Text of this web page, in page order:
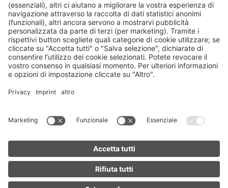
contenuto del sito e della presente privacy policy
potrebbero essere soggetti a variazioni, pertanto il Titolare
la invita a visitare con regolarità questa sezione per
prendere cognizione della più recente ed aggiornata
versione della privacy policy in modo da essere sempre
aggiornato sui dati raccolti e sull’uso che ne viene fatto.
Home
Imprint Privacy Impostazioni privacy Accessibilità
Come desiderate procedere?